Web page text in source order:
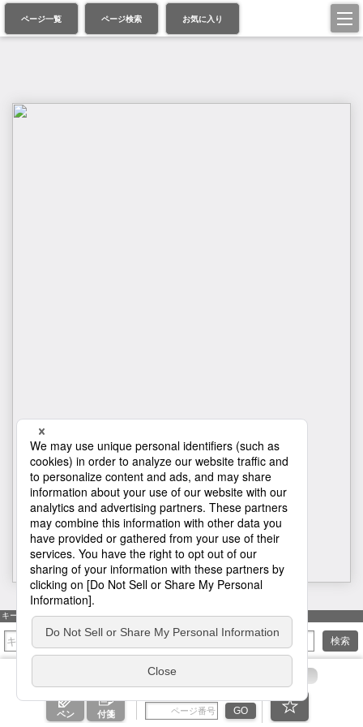
ページ一覧 ページ検索 お気に入り
1
キーワード検索
検索
ペン 付箋 GO